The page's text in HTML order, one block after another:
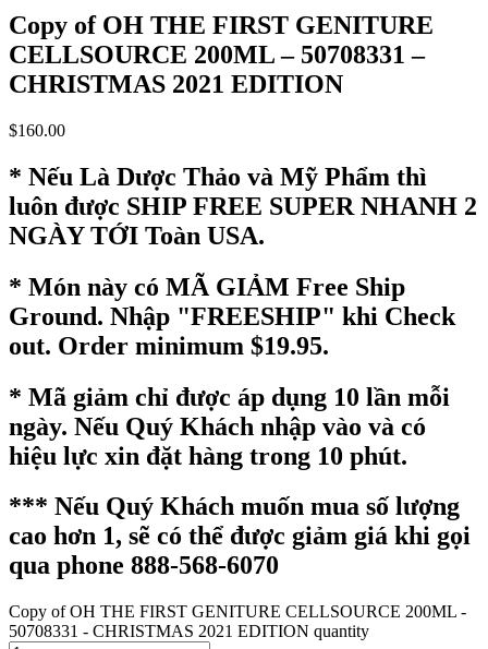
Copy of OH THE FIRST GENITURE
CELLSOURCE 200ML – 50708331 –
CHRISTMAS 2021 EDITION
$160.00
* Nếu Là Dược Thảo và Mỹ Phẩm thì
luôn được SHIP FREE SUPER NHANH 2
NGÀY TỚI Toàn USA.
* Món này có MÃ GIẢM Free Ship
Ground. Nhập "FREESHIP" khi Check
out. Order minimum $19.95.
* Mã giảm chỉ được áp dụng 10 lần mỗi
ngày. Nếu Quý Khách nhập vào và có
hiệu lực xin đặt hàng trong 10 phút.
*** Nếu Quý Khách muốn mua số lượng
cao hơn 1, sẽ có thể được giảm giá khi gọi
qua phone 888-568-6070
Copy of OH THE FIRST GENITURE CELLSOURCE 200ML -
50708331 - CHRISTMAS 2021 EDITION quantity